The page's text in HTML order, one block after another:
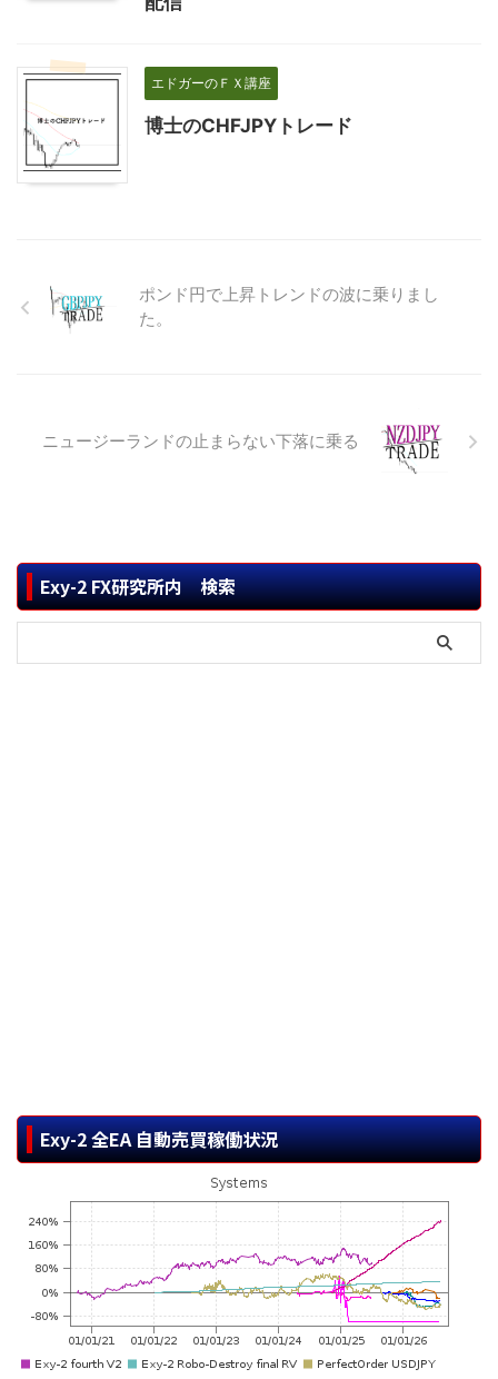
エドガーのＦＸ講座
博士のCHFJPYトレード
ポンド円で上昇トレンドの波に乗りまし
た。
ニュージーランドの止まらない下落に乗る
Exy-2 FX研究所内 検索
Exy-2 全EA 自動売買稼働状況